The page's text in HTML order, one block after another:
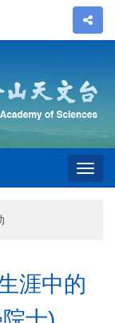
涯中的